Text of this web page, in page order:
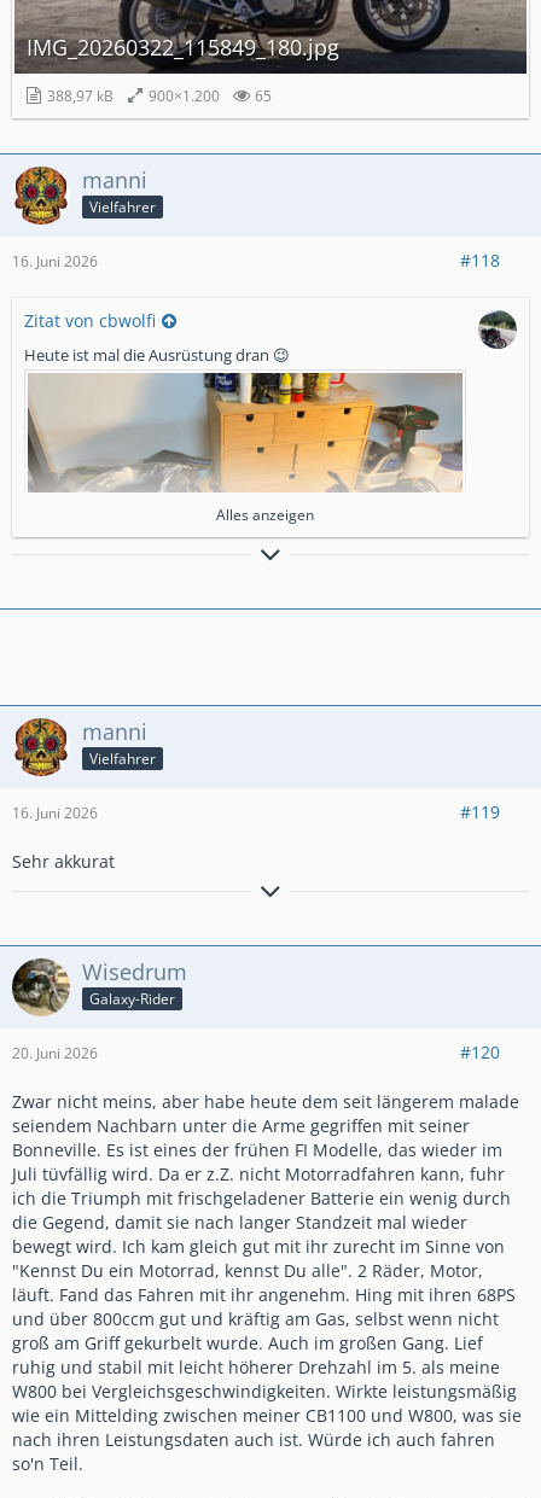
IMG_20260322_115849_180.jpg
388,97 kB 900×1.200 65
manni
Vielfahrer
16. Juni 2026 #118
Zitat von cbwolfi
Heute ist mal die Ausrüstung dran 😉
Alles anzeigen
manni
Vielfahrer
16. Juni 2026 #119
Sehr akkurat
Wisedrum
Galaxy-Rider
20. Juni 2026 #120
Zwar nicht meins, aber habe heute dem seit längerem malade
seiendem Nachbarn unter die Arme gegriffen mit seiner
Bonneville. Es ist eines der frühen FI Modelle, das wieder im
Juli tüvfällig wird. Da er z.Z. nicht Motorradfahren kann, fuhr
ich die Triumph mit frischgeladener Batterie ein wenig durch
die Gegend, damit sie nach langer Standzeit mal wieder
bewegt wird. Ich kam gleich gut mit ihr zurecht im Sinne von
"Kennst Du ein Motorrad, kennst Du alle". 2 Räder, Motor,
läuft. Fand das Fahren mit ihr angenehm. Hing mit ihren 68PS
und über 800ccm gut und kräftig am Gas, selbst wenn nicht
groß am Griff gekurbelt wurde. Auch im großen Gang. Lief
ruhig und stabil mit leicht höherer Drehzahl im 5. als meine
W800 bei Vergleichsgeschwindigkeiten. Wirkte leistungsmäßig
wie ein Mittelding zwischen meiner CB1100 und W800, was sie
nach ihren Leistungsdaten auch ist. Würde ich auch fahren
so'n Teil.